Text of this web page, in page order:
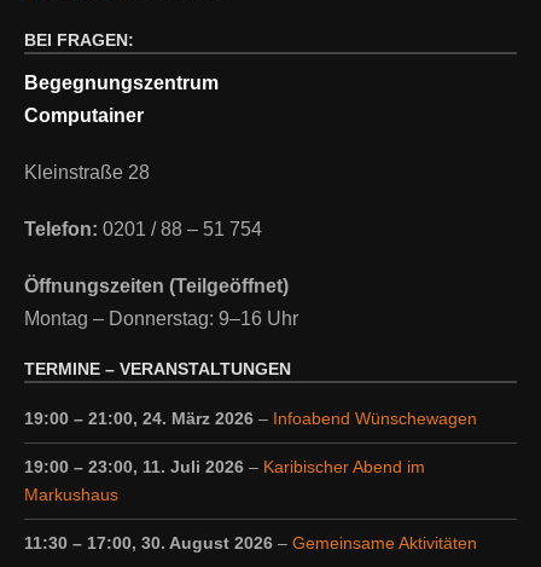
BEI FRAGEN:
Begegnungszentrum
Computainer
Kleinstraße 28
Telefon: 0201 / 88 – 51 754
Öffnungszeiten (Teilgeöffnet)
Montag – Donnerstag: 9–16 Uhr
TERMINE – VERANSTALTUNGEN
19:00 – 21:00, 24. März 2026 – Infoabend Wünschewagen
19:00 – 23:00, 11. Juli 2026 – Karibischer Abend im
Markushaus
11:30 – 17:00, 30. August 2026 – Gemeinsame Aktivitäten